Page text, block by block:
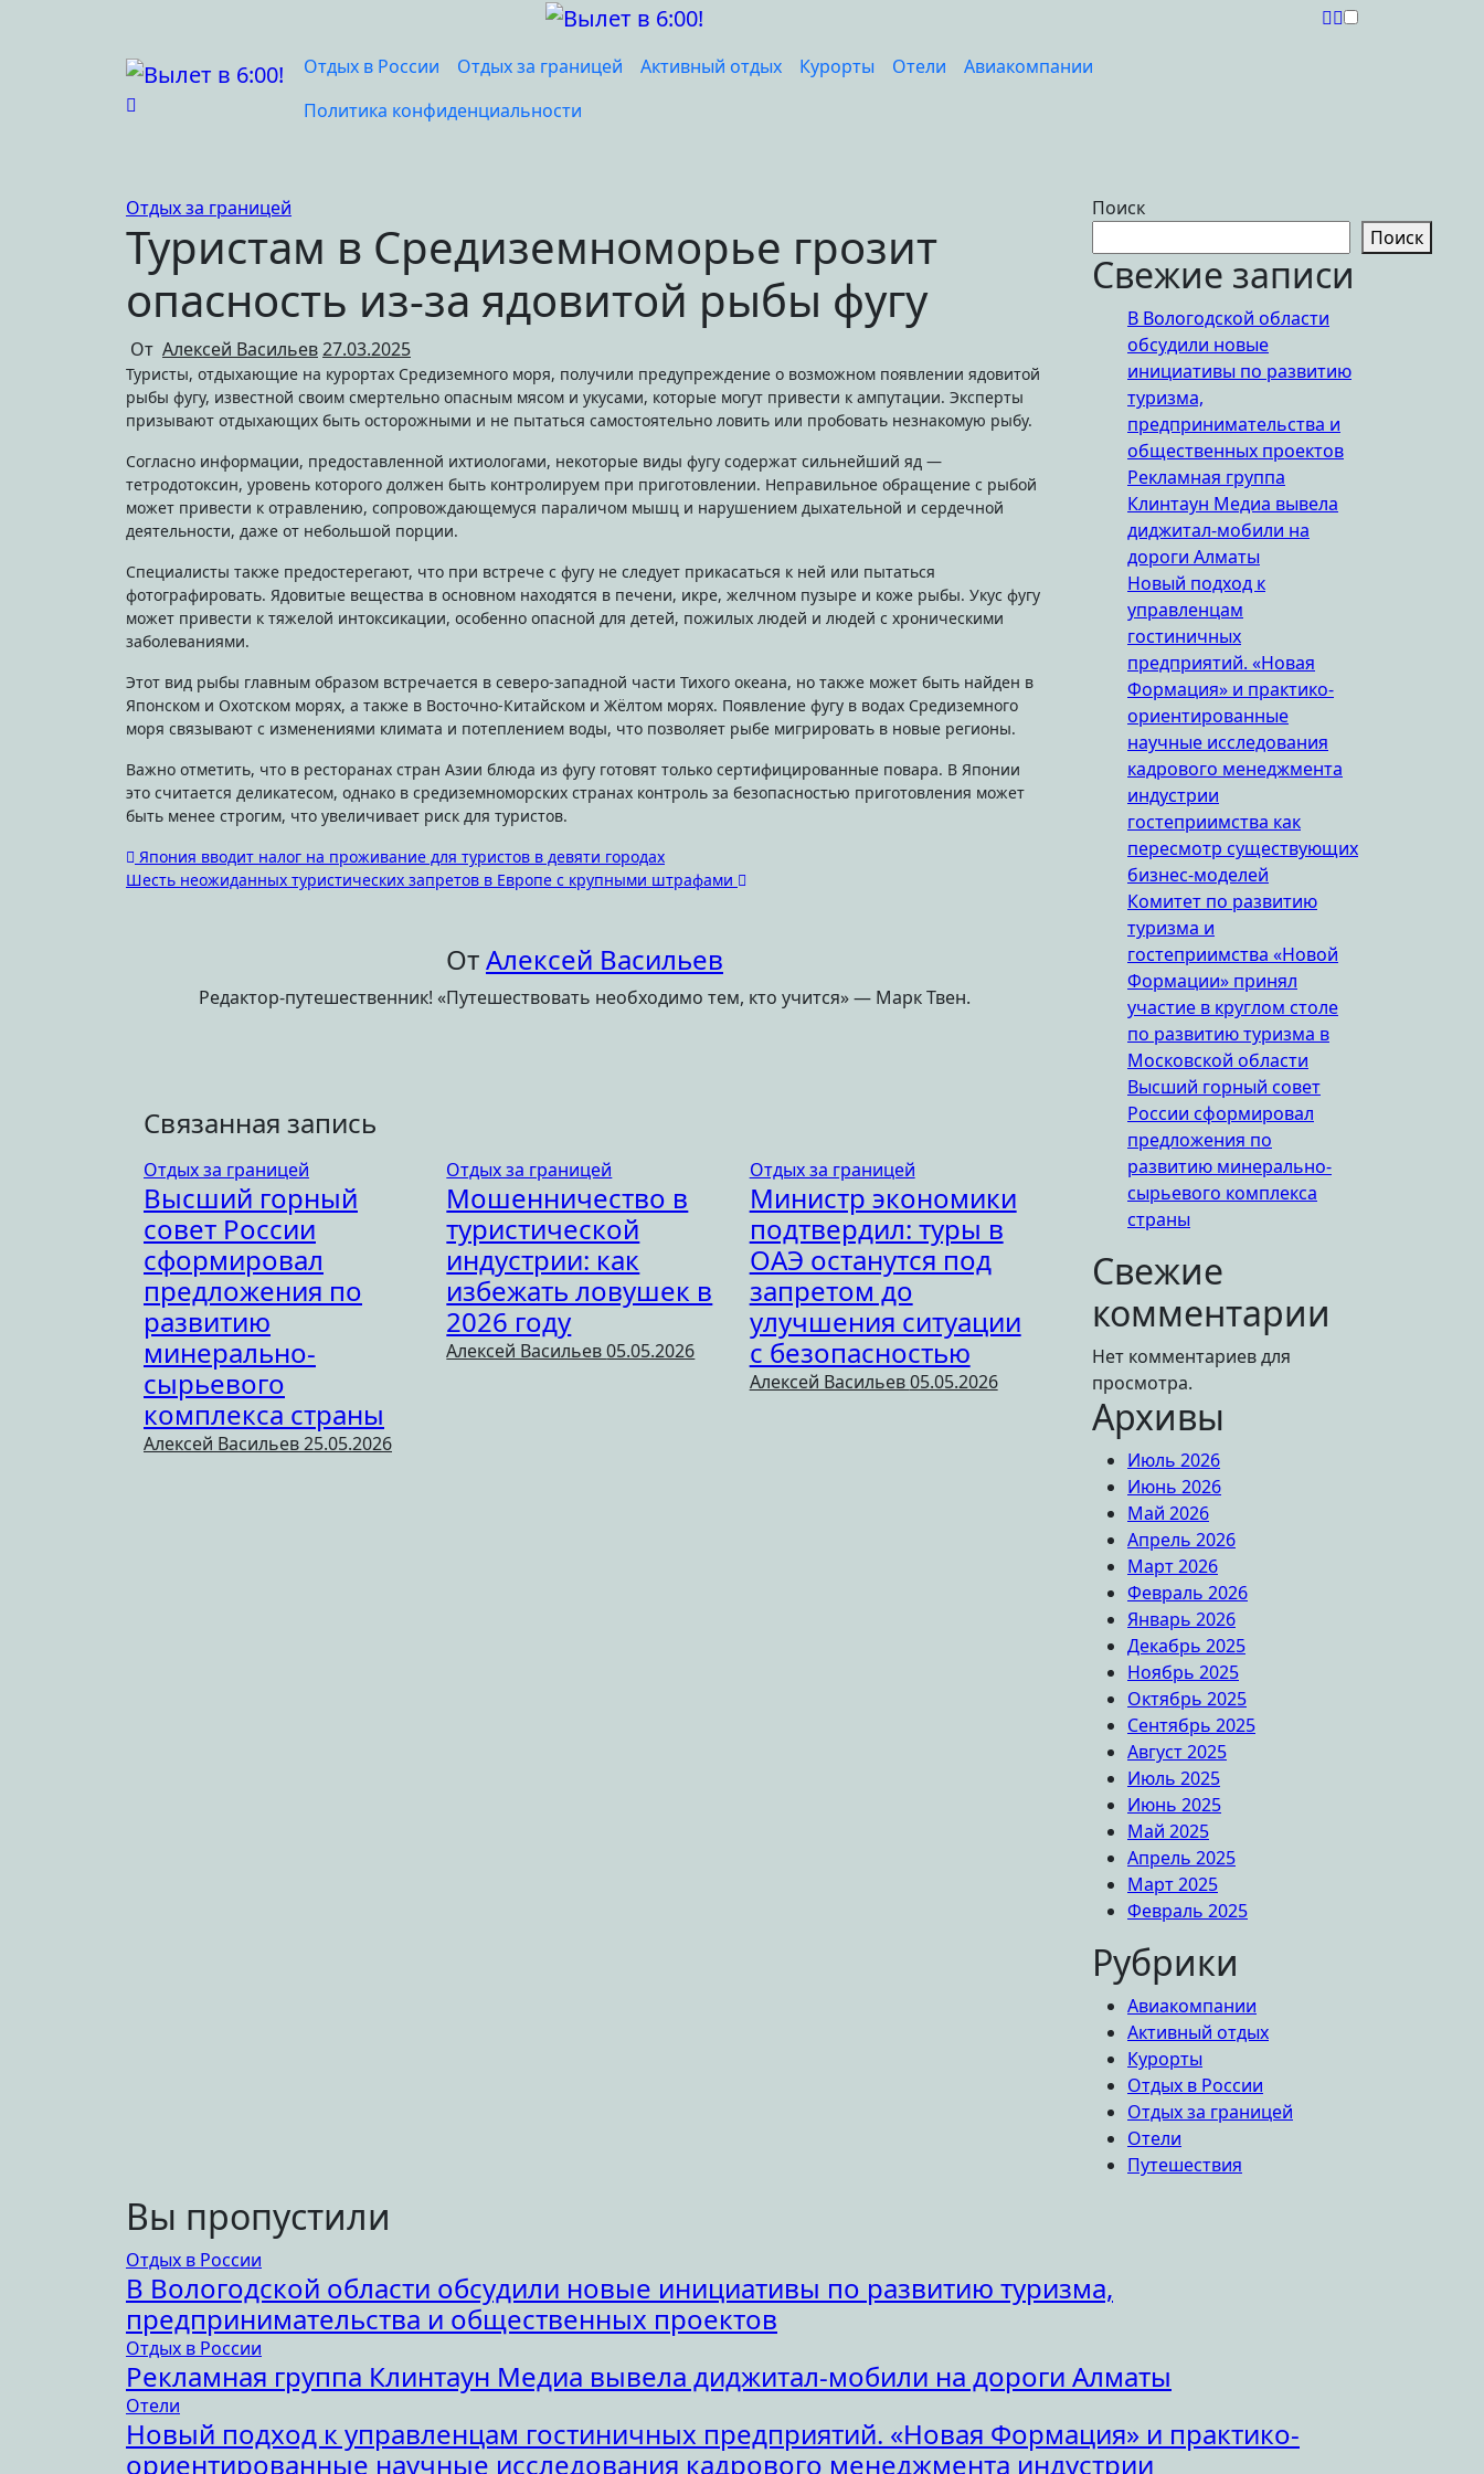
Отдых в России Отдых за границей Активный отдых Курорты Отели
Авиакомпании
Политика конфиденциальности
Отдых за границей
Туристам в Средиземноморье грозит
опасность из-за ядовитой рыбы фугу
От Алексей Васильев27.03.2025
Туристы, отдыхающие на курортах Средиземного моря, получили предупреждение о возможном появлении ядовитой
рыбы фугу, известной своим смертельно опасным мясом и укусами, которые могут привести к ампутации. Эксперты
призывают отдыхающих быть осторожными и не пытаться самостоятельно ловить или пробовать незнакомую рыбу.
Согласно информации, предоставленной ихтиологами, некоторые виды фугу содержат сильнейший яд —
тетродотоксин, уровень которого должен быть контролируем при приготовлении. Неправильное обращение с рыбой
может привести к отравлению, сопровождающемуся параличом мышц и нарушением дыхательной и сердечной
деятельности, даже от небольшой порции.
Специалисты также предостерегают, что при встрече с фугу не следует прикасаться к ней или пытаться
фотографировать. Ядовитые вещества в основном находятся в печени, икре, желчном пузыре и коже рыбы. Укус фугу
может привести к тяжелой интоксикации, особенно опасной для детей, пожилых людей и людей с хроническими
заболеваниями.
Этот вид рыбы главным образом встречается в северо-западной части Тихого океана, но также может быть найден в
Японском и Охотском морях, а также в Восточно-Китайском и Жёлтом морях. Появление фугу в водах Средиземного
моря связывают с изменениями климата и потеплением воды, что позволяет рыбе мигрировать в новые регионы.
Важно отметить, что в ресторанах стран Азии блюда из фугу готовят только сертифицированные повара. В Японии
это считается деликатесом, однако в средиземноморских странах контроль за безопасностью приготовления может
быть менее строгим, что увеличивает риск для туристов.
Навигация
Япония вводит налог на проживание для туристов в девяти городах
Шесть неожиданных туристических запретов в Европе с крупными штрафами
ОтАлексей Васильев
Редактор-путешественник! «Путешествовать необходимо тем, кто учится» — Марк Твен.
Связанная запись
Отдых за границей
Высший горный
совет России
сформировал
предложения по
развитию
минерально-
сырьевого
комплекса страны
Алексей Васильев25.05.2026
Отдых за границей
Мошенничество в
туристической
индустрии: как
избежать ловушек в
2026 году
Алексей Васильев05.05.2026
Отдых за границей
Министр экономики
подтвердил: туры в
ОАЭ останутся под
запретом до
улучшения ситуации
с безопасностью
Алексей Васильев05.05.2026
Поиск
Поиск
Свежие записи
В Вологодской области
обсудили новые
инициативы по развитию
туризма,
предпринимательства и
общественных проектов
Рекламная группа
Клинтаун Медиа вывела
диджитал-мобили на
дороги Алматы
Новый подход к
управленцам
гостиничных
предприятий. «Новая
Формация» и практико-
ориентированные
научные исследования
кадрового менеджмента
индустрии
гостеприимства как
пересмотр существующих
бизнес-моделей
Комитет по развитию
туризма и
гостеприимства «Новой
Формации» принял
участие в круглом столе
по развитию туризма в
Московской области
Высший горный совет
России сформировал
предложения по
развитию минерально-
сырьевого комплекса
страны
Свежие
комментарии
Нет комментариев для
просмотра.
Архивы
Июль 2026
Июнь 2026
Май 2026
Апрель 2026
Март 2026
Февраль 2026
Январь 2026
Декабрь 2025
Ноябрь 2025
Октябрь 2025
Сентябрь 2025
Август 2025
Июль 2025
Июнь 2025
Май 2025
Апрель 2025
Март 2025
Февраль 2025
Рубрики
Авиакомпании
Активный отдых
Курорты
Отдых в России
Отдых за границей
Отели
Путешествия
Вы пропустили
Отдых в России
В Вологодской области обсудили новые инициативы по развитию туризма,
предпринимательства и общественных проектов
Отдых в России
Рекламная группа Клинтаун Медиа вывела диджитал-мобили на дороги Алматы
Отели
Новый подход к управленцам гостиничных предприятий. «Новая Формация» и практико-
ориентированные научные исследования кадрового менеджмента индустрии